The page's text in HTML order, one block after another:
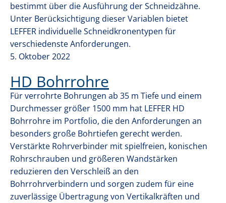
GREIFERBOHREN
KELLYBOHREN
ENDLOSSCHNECKENBOHREN
bestimmt über die Ausführung der Schneidzähne.
Unter Berücksichtigung dieser Variablen bietet
LEFFER individuelle Schneidkronentypen für
verschiedenste Anforderungen.
5. Oktober 2022
HD Bohrrohre
Für verrohrte Bohrungen ab 35 m Tiefe und einem
Durchmesser größer 1500 mm hat LEFFER HD
Bohrrohre im Portfolio, die den Anforderungen an
besonders große Bohrtiefen gerecht werden.
Verstärkte Rohrverbinder mit spielfreien, konischen
Rohrschrauben und größeren Wandstärken
reduzieren den Verschleiß an den
Bohrrohrverbindern und sorgen zudem für eine
zuverlässige Übertragung von Vertikalkräften und